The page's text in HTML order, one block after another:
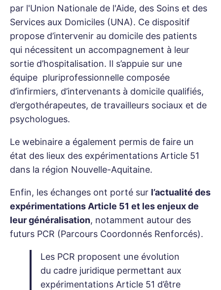
par l'Union Nationale de l'Aide, des Soins et des
Services aux Domiciles (UNA). Ce dispositif
propose d’intervenir au domicile des patients
qui nécessitent un accompagnement à leur
sortie d’hospitalisation. Il s’appuie sur une
équipe pluriprofessionnelle composée
d’infirmiers, d’intervenants à domicile qualifiés,
d’ergothérapeutes, de travailleurs sociaux et de
psychologues.
Le webinaire a également permis de faire un
état des lieux des expérimentations Article 51
dans la région Nouvelle-Aquitaine.
Enfin, les échanges ont porté sur l’actualité des
expérimentations Article 51 et les enjeux de
leur généralisation, notamment autour des
futurs PCR (Parcours Coordonnés Renforcés).
Les PCR proposent une évolution
du cadre juridique permettant aux
expérimentations Article 51 d’être